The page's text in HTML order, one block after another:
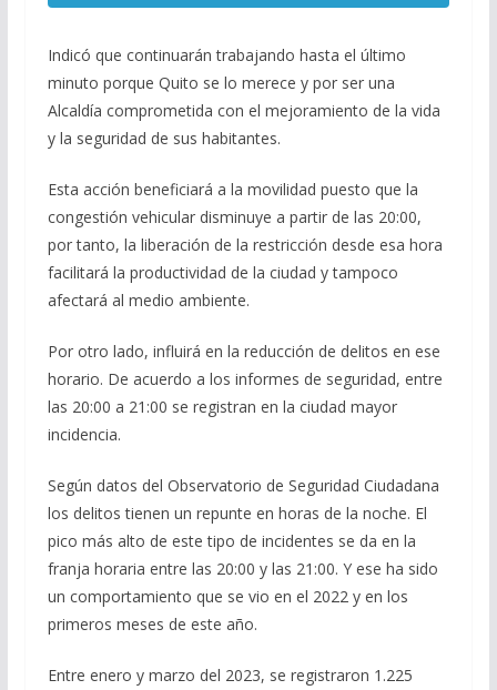
Indicó que continuarán trabajando hasta el último
minuto porque Quito se lo merece y por ser una
Alcaldía comprometida con el mejoramiento de la vida
y la seguridad de sus habitantes.
Esta acción beneficiará a la movilidad puesto que la
congestión vehicular disminuye a partir de las 20:00,
por tanto, la liberación de la restricción desde esa hora
facilitará la productividad de la ciudad y tampoco
afectará al medio ambiente.
Por otro lado, influirá en la reducción de delitos en ese
horario. De acuerdo a los informes de seguridad, entre
las 20:00 a 21:00 se registran en la ciudad mayor
incidencia.
Según datos del Observatorio de Seguridad Ciudadana
los delitos tienen un repunte en horas de la noche. El
pico más alto de este tipo de incidentes se da en la
franja horaria entre las 20:00 y las 21:00. Y ese ha sido
un comportamiento que se vio en el 2022 y en los
primeros meses de este año.
Entre enero y marzo del 2023, se registraron 1.225